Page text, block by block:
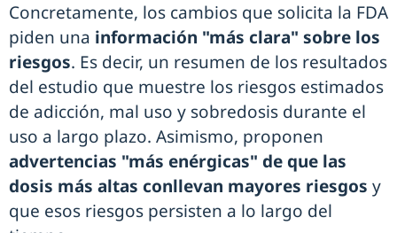
Concretamente, los cambios que solicita la FDA
piden una información "más clara" sobre los
riesgos. Es decir, un resumen de los resultados
del estudio que muestre los riesgos estimados
de adicción, mal uso y sobredosis durante el
uso a largo plazo. Asimismo, proponen
advertencias "más enérgicas" de que las
dosis más altas conllevan mayores riesgos y
que esos riesgos persisten a lo largo del